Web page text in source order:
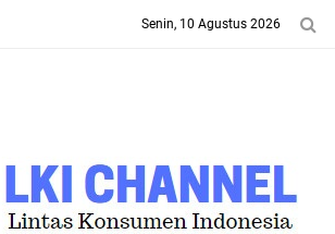
Senin, 10 Agustus 2026